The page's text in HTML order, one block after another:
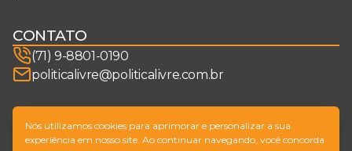
CONTATO
(71) 9-8801-0190
politicalivre@politicalivre.com.br
SIGA-NOS
Nós utilizamos cookies para aprimorar e personalizar a sua
experiência em nosso site. Ao continuar navegando, você concorda